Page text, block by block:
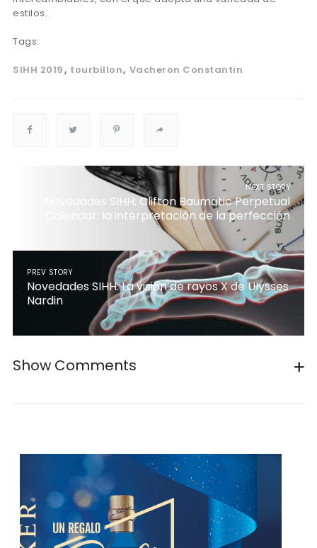
estilos.
Tags:
SIHH 2019 tourbillon Vacheron Constantin
NEXT STORY
Novedades SIHH: Clifton Baumatic Perpetual
Calendar: la interpretación de la perfección
PREV STORY
Novedades SIHH: La visión de rayos X de Ulysses
Nardin
Show Comments